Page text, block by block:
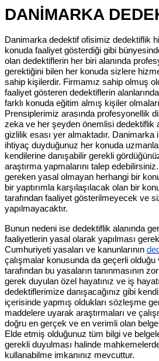
DANİMARKA
Danimarka dedektif ofisimiz dedektiflik
konuda faaliyet gösterdiği gibi
olan dedektiflerin her biri alanında
gerektiğini bilen her konuda sizlere
sahip kişilerdir. Firmamız sahip olmuş
faaliyet gösteren dedektiflerin
farklı konuda eğitim almış kişiler
Prensiplerimiz arasında profesyonellik
zeka ve her şeyden önemlisi dedektiflik
gizlilik esası yer almaktadır. Danimarka
ihtiyaç duyduğunuz her konuda
kendilerine danışabilir gerekli
araştırma yapmalarını talep
gereken yasal olmayan herhangi bir
bir yaptırımla karşılaşılacak olan bir
tarafından faaliyet gösterilmeyecek ve
yapılmayacaktır.
Bunun nedeni ise dedektiflik alanında
faaliyetlerin yasal olarak yapılması
Cumhuriyeti yasaları ve kanunlarının
çalışmalar konusunda da geçerli
tarafından bu yasaların tanınmasının
gerek duyulan özel hayatınız ve iş
dedektiflerimize danışacağınız gibi
içerisinde yapmış oldukları sözleşme
maddelere uyarak araştırmaları ve
doğru en gerçek ve en verimli olan
Elde etmiş olduğunuz tüm bilgi ve
gerekli duyulması halinde
kullanabilme imkanınız mevcuttur.